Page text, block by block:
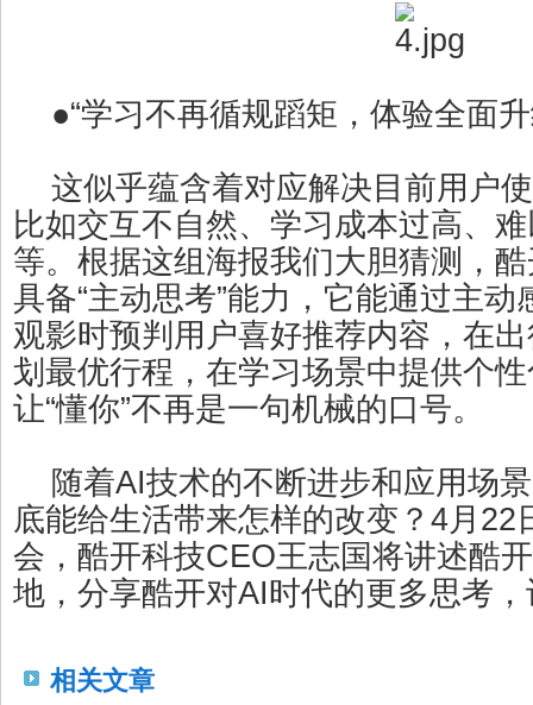
●“学习不再循规蹈矩，体验全面升
这似乎蕴含着对应解决目前用户
比如交互不自然、学习成本过高、
等。根据这组海报我们大胆猜测，
具备“主动思考”能力，它能通过主
观影时预判用户喜好推荐内容，在
划最优行程，在学习场景中提供个
让“懂你”不再是一句机械的口号。
随着AI技术的不断进步和应用场
底能给生活带来怎样的改变？4月22
会，酷开科技CEO王志国将讲述酷
地，分享酷开对AI时代的更多思考
相关文章